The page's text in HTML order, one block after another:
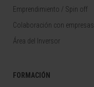
Emprendimiento / Spin off
Colaboración con empresas
Área del Inversor
FORMACIÓN